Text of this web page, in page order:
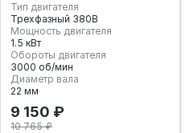
Тип двигателя
Трехфазный 380В
Мощность двигателя
1.5 кВт
Обороты двигателя
3000 об/мин
Диаметр вала
22 мм
9 150 ₽
10 765 ₽